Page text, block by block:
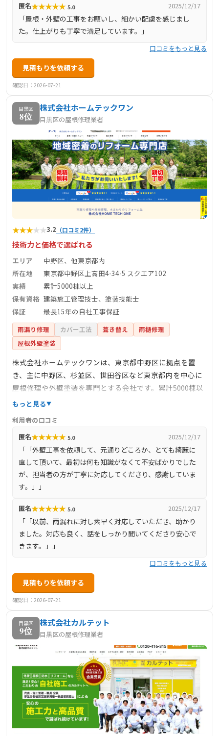
ており、施工後の安心感も提供しています。
匿名★★★★★ 5.0 2025/12/17
「屋根・外壁の工事をお願いし、細かい配慮を感じまし
た。仕上がりも丁寧で満足しています。」
口コミをもっと見る
見積もりを依頼する
確認日：2026-07-21
目黒区
8位
株式会社ホームテックワン
目黒区の屋根修理業者
★★★★★3.2 （口コミ2件）
技術力と価格で選ばれる
エリア
中野区、他東京都内
所在地
東京都中野区上高田4-34-5 スクエア102
実績
累計5000棟以上
保有資格 建築施工管理技士、塗装技能士
保証
最長15年の自社工事保証
雨漏り修理 カバー工法 葺き替え
雨樋修理
屋根外壁塗装
株式会社ホームテックワンは、東京都中野区に拠点を置
き、主に中野区、杉並区、世田谷区など東京都内を中心に
屋根修理や外壁塗装を専門とする会社です。累計5000棟以
上の施工実績を持ち、建築施工管理技士や塗装技能士など
ンを排除し、低価格で高品質なサービスを提供していま
す。さらに、国土交通大臣指定のJIOリフォーム瑕疵保険や
最長15年の自社工事保証、メーカー保証のトリプル保証を
提供しており、施工後も長期にわたり安心です。
もっと見る
利用者の口コミ
匿名★★★★★ 5.0 2025/12/17
「「外壁工事を依頼して、元通りどころか、とても綺麗に
直して頂いて、最初は何も知識がなくて不安ばかりでした
が、担当者の方が丁寧に対応してくださり、感謝していま
す。」」
匿名★★★★★ 5.0 2025/12/17
「「以前、雨漏れに対し素早く対応していただき、助かり
ました。対応も良く、話をしっかり聞いてくださり安心で
きます。」」
口コミをもっと見る
見積もりを依頼する
確認日：2026-07-21
目黒区
9位
株式会社カルテット
目黒区の屋根修理業者